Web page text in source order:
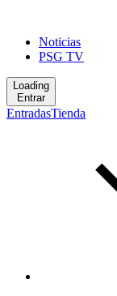
Noticias
PSG TV
Loading
Entrar
EntradasTienda